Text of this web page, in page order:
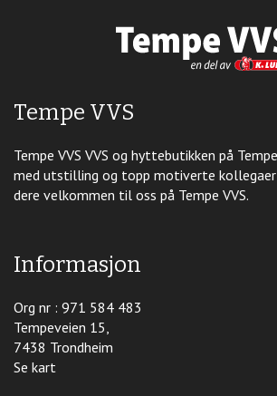
Tempe VVS
Tempe VVS VVS og hyttebutikken på
med utstilling og topp motiverte kollegaer
dere velkommen til oss på Tempe VVS.
Informasjon
Org nr : 971 584 483
Tempeveien 15,
7438 Trondheim
Se kart